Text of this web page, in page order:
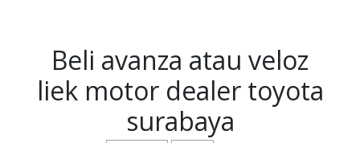
Beli avanza atau veloz
liek motor dealer toyota
surabaya